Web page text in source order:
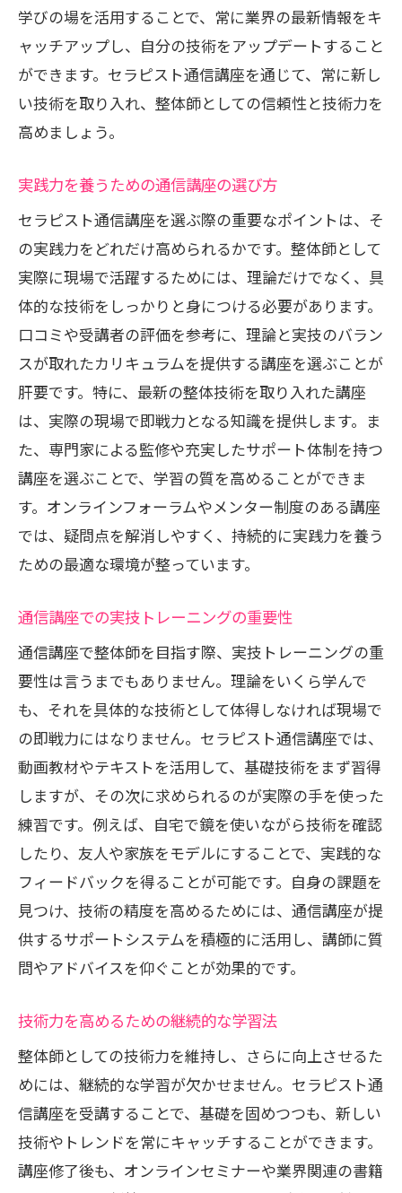
学びの場を活用することで、常に業界の最新情報をキ
ャッチアップし、自分の技術をアップデートすること
ができます。セラピスト通信講座を通じて、常に新し
い技術を取り入れ、整体師としての信頼性と技術力を
高めましょう。
実践力を養うための通信講座の選び方
セラピスト通信講座を選ぶ際の重要なポイントは、そ
の実践力をどれだけ高められるかです。整体師として
実際に現場で活躍するためには、理論だけでなく、具
体的な技術をしっかりと身につける必要があります。
口コミや受講者の評価を参考に、理論と実技のバラン
スが取れたカリキュラムを提供する講座を選ぶことが
肝要です。特に、最新の整体技術を取り入れた講座
は、実際の現場で即戦力となる知識を提供します。ま
た、専門家による監修や充実したサポート体制を持つ
講座を選ぶことで、学習の質を高めることができま
す。オンラインフォーラムやメンター制度のある講座
では、疑問点を解消しやすく、持続的に実践力を養う
ための最適な環境が整っています。
通信講座での実技トレーニングの重要性
通信講座で整体師を目指す際、実技トレーニングの重
要性は言うまでもありません。理論をいくら学んで
も、それを具体的な技術として体得しなければ現場で
の即戦力にはなりません。セラピスト通信講座では、
動画教材やテキストを活用して、基礎技術をまず習得
しますが、その次に求められるのが実際の手を使った
練習です。例えば、自宅で鏡を使いながら技術を確認
したり、友人や家族をモデルにすることで、実践的な
フィードバックを得ることが可能です。自身の課題を
見つけ、技術の精度を高めるためには、通信講座が提
供するサポートシステムを積極的に活用し、講師に質
問やアドバイスを仰ぐことが効果的です。
技術力を高めるための継続的な学習法
整体師としての技術力を維持し、さらに向上させるた
めには、継続的な学習が欠かせません。セラピスト通
信講座を受講することで、基礎を固めつつも、新しい
技術やトレンドを常にキャッチすることができます。
講座修了後も、オンラインセミナーや業界関連の書籍